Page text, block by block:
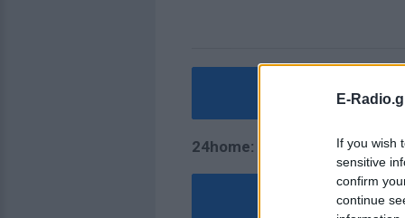
E-
If you wish
sensitive
confirm
continue
24home: